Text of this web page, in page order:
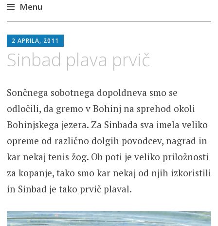
Menu
to
content
2 APRILA, 2011
Sinbad plava prvič
Sončnega sobotnega dopoldneva smo se
odločili, da gremo v Bohinj na sprehod okoli
Bohinjskega jezera. Za Sinbada sva imela veliko
opreme od različno dolgih povodcev, nagrad in
kar nekaj tenis žog. Ob poti je veliko priložnosti
za kopanje, tako smo kar nekaj od njih izkoristili
in Sinbad je tako prvič plaval.